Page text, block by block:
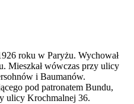
roku w Paryżu. Wychował
Mieszkał wówczas przy ulicy
i Baumanów.
pod patronatem Bundu,
ulicy Krochmalnej 36.